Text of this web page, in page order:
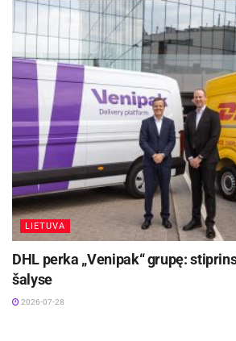
greičiausias. Kitavertus, tai nėra
norime tik laimėti lenktynes.
LIETUVA
DHL perka „Venipak“ grupę:
šalyse
2026-07-28